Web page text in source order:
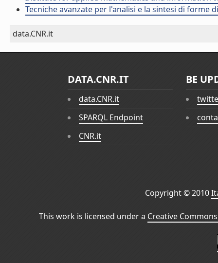
Tecniche avanzate per l'analisi e la sintesi di forme
data.CNR.it
DATA.CNR.IT
data.CNR.it
SPARQL Endpoint
CNR.it
BE
Copyright © 2010
This work is licensed under a Creative